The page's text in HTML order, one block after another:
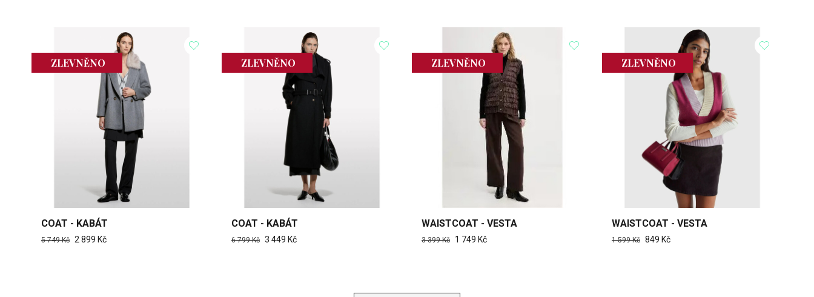
ZLEVNĚNO
COAT - KABÁT
5 749 Kč 2 899 Kč
ZLEVNĚNO
COAT - KABÁT
6 799 Kč 3 449 Kč
ZLEVNĚNO
WAISTCOAT - VESTA
3 399 Kč 1 749 Kč
ZLEVNĚNO
WAISTCOAT - VESTA
1 599 Kč 849 Kč